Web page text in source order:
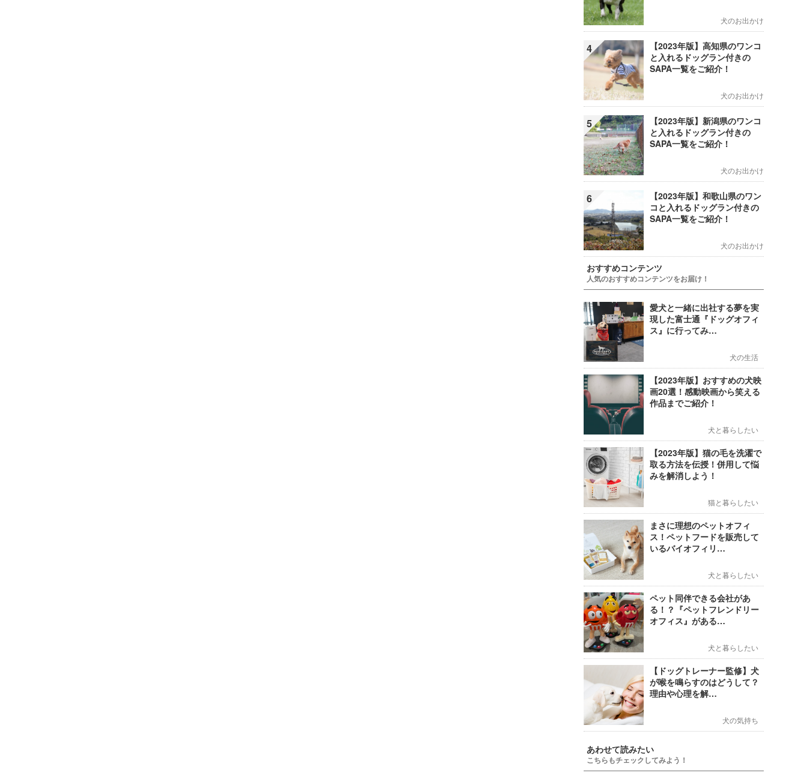
犬のお出かけ
4
【2023年版】高知県のワンコ
と入れるドッグラン付きの
SAPA一覧をご紹介！
犬のお出かけ
5
【2023年版】新潟県のワンコ
と入れるドッグラン付きの
SAPA一覧をご紹介！
犬のお出かけ
6
【2023年版】和歌山県のワン
コと入れるドッグラン付きの
SAPA一覧をご紹介！
犬のお出かけ
おすすめコンテンツ
人気のおすすめコンテンツをお届け！
愛犬と一緒に出社する夢を実
現した富士通『ドッグオフィ
ス』に行ってみ…
犬の生活
【2023年版】おすすめの犬映
画20選！感動映画から笑える
作品までご紹介！
犬と暮らしたい
【2023年版】猫の毛を洗濯で
取る方法を伝授！併用して悩
みを解消しよう！
猫と暮らしたい
まさに理想のペットオフィ
ス！ペットフードを販売して
いるバイオフィリ…
犬と暮らしたい
ペット同伴できる会社があ
る！？『ペットフレンドリー
オフィス』がある…
犬と暮らしたい
【ドッグトレーナー監修】犬
が喉を鳴らすのはどうして？
理由や心理を解…
犬の気持ち
あわせて読みたい
こちらもチェックしてみよう！